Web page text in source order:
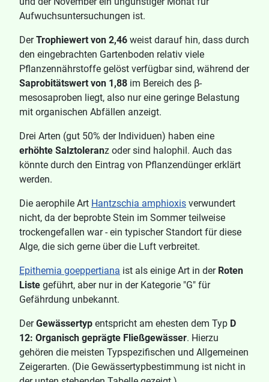
Aufwuchsuntersuchungen ist.
DerTrophiewert von 2,46 weist darauf hin, dass durch
den eingebrachten Gartenboden relativ viele
Pflanzennährstoffe gelöst verfügbar sind, während der
Saprobitätswert von 1,88 im Bereich des β-
mesosaproben liegt, also nur eine geringe Belastung
mit organischen Abfällen anzeigt.
Drei Arten (gut 50% der Individuen) haben eine
erhöhte Salztoleranz oder sind halophil. Auch das
könnte durch den Eintrag von Pflanzendünger erklärt
werden.
Die aerophile Art Hantzschia amphioxis verwundert
nicht, da der beprobte Stein im Sommer teilweise
trockengefallen war - ein typischer Standort für diese
Alge, die sich gerne über die Luft verbreitet.
Epithemia goeppertiana ist als einige Art in der Roten
Liste geführt, aber nur in der Kategorie "G" für
Gefährdung unbekannt.
DerGewässertyp entspricht am ehesten dem Typ D
12: Organisch geprägte Fließgewässer. Hierzu
gehören die meisten Typspezifischen und Allgemeinen
Zeigerarten. (Die Gewässertypbestimmung ist nicht in